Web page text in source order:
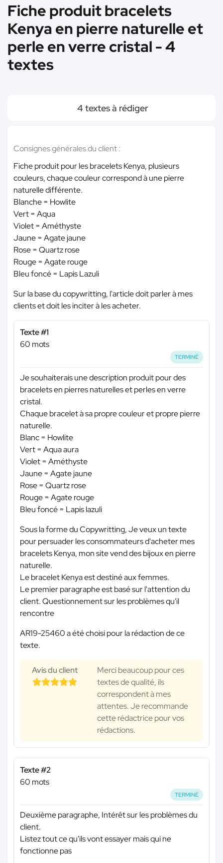
Fiche produit bracelets
Kenya en pierre naturelle et
perle en verre cristal - 4
textes
4 textes à rédiger
Consignes générales du client :
Fiche produit pour les bracelets Kenya, plusieurs
couleurs, chaque couleur correspond à une pierre
naturelle différente.
Blanche = Howlite
Vert = Aqua
Violet = Améthyste
Jaune = Agate jaune
Rose = Quartz rose
Rouge = Agate rouge
Bleu foncé = Lapis Lazuli
Sur la base du copywritting, l'article doit parler à mes
clients et doit les inciter à les acheter.
Texte #1
60 mots
TERMINÉ
Je souhaiterais une description produit pour des
bracelets en pierres naturelles et perles en verre
cristal.
Chaque bracelet à sa propre couleur et propre pierre
naturelle.
Blanc = Howlite
Vert = Aqua aura
Violet = Améthyste
Jaune = Agate jaune
Rose = Quartz rose
Rouge = Agate rouge
Bleu foncé = Lapis lazuli
Sous la forme du Copywritting, Je veux un texte
pour persuader les consommateurs d'acheter mes
bracelets Kenya, mon site vend des bijoux en pierre
naturelle.
Le bracelet Kenya est destiné aux femmes.
Le premier paragraphe est basé sur l'attention du
client. Questionnement sur les problèmes qu'il
rencontre
AR19-25460 a été choisi pour la rédaction de ce
texte.
Avis du client
Merci beaucoup pour ces
textes de qualité, ils
correspondent à mes
attentes. Je recommande
cette rédactrice pour vos
rédactions.
Texte #2
60 mots
TERMINÉ
Deuxième paragraphe, Intérêt sur les problèmes du
client.
Listez tout ce qu'ils vont essayer mais qui ne
fonctionne pas